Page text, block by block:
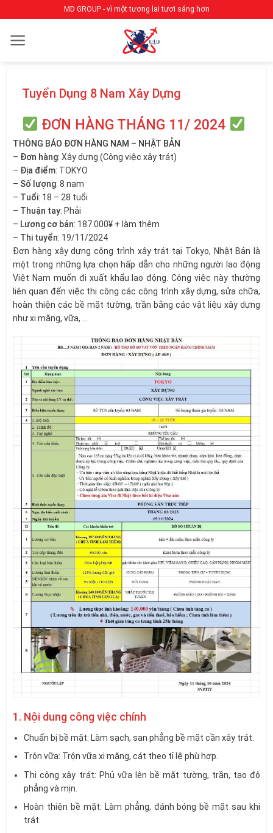
qua
nội
MD GROUP - vì một tương lai tươi sáng hơn
Tuyển Dụng 8 Nam Xây Dựng
ĐƠN HÀNG THÁNG 11/ 2024
THÔNG BÁO ĐƠN HÀNG NAM – NHẬT BẢN
– Đơn hàng: Xây dưng (Công việc xây trát)
– Địa điểm: TOKYO
– Số lượng: 8 nam
– Tuổi: 18 – 28 tuổi
– Thuận tay: Phải
– Lương cơ bản: 187.000¥ + làm thêm
– Thi tuyển: 19/11/2024
Đơn hàng xây dựng công trình xây trát tại Tokyo, Nhật Bản là
một trong những lựa chọn hấp dẫn cho những người lao động
Việt Nam muốn đi xuất khẩu lao động. Công việc này thường
liên quan đến việc thi công các công trình xây dựng, sửa chữa,
hoàn thiện các bề mặt tường, trần bằng các vật liệu xây dựng
như xi măng, vữa, …
1. Nội dung công việc chính
Chuẩn bị bề mặt: Làm sạch, san phẳng bề mặt cần xây trát.
Trộn vữa: Trộn vữa xi măng, cát theo tỉ lệ phù hợp.
Thi công xây trát: Phủ vữa lên bề mặt tường, trần, tạo độ
phẳng và mịn.
Hoàn thiện bề mặt: Làm phẳng, đánh bóng bề mặt sau khi
trát.